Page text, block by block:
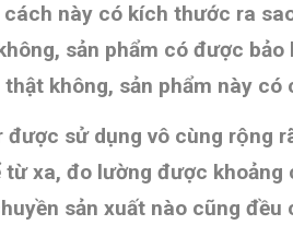
này có kích thước ra
sản phẩm có được
không, sản phẩm này
sử dụng vô cùng rộng
xa, đo lường được
sản xuất nào cũng đều